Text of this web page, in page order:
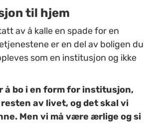
til hjem
av å kalle en spade for en
er en del av boligen du
som en institusjon og ikke
å bo i en form for institusjon,
av livet, og det skal vi
Men vi må være ærlige og si